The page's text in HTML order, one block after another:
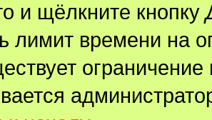
и щёлкните кнопку
лимит времени на
ограничение